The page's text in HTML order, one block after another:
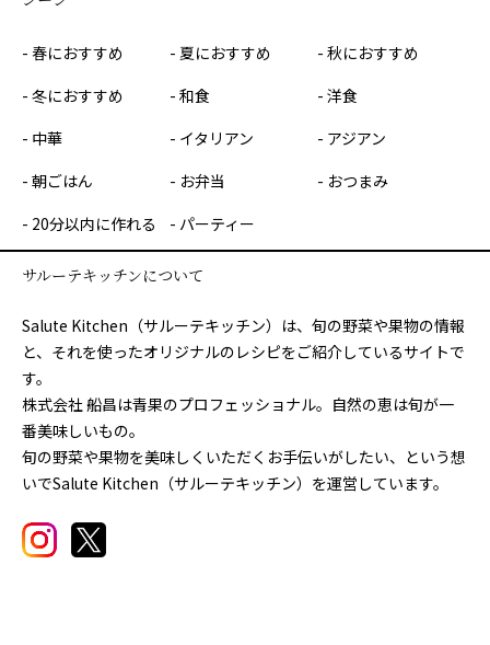
春におすすめ 夏におすすめ
秋におすすめ
冬におすすめ
和食
洋食
中華
イタリアン
アジアン
朝ごはん
お弁当
おつまみ
20分以内に作れる
パーティー
サルーテキッチンについて
Salute Kitchen（サルーテキッチン）は、旬の野菜や果物の情報
と、それを使ったオリジナルのレシピをご紹介しているサイトで
す。
株式会社 船昌は青果のプロフェッショナル。自然の恵は旬が一
番美味しいもの。
旬の野菜や果物を美味しくいただくお手伝いがしたい、という想
いでSalute Kitchen（サルーテキッチン）を運営しています。